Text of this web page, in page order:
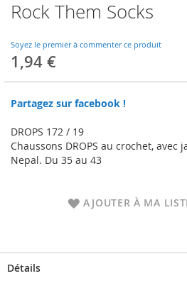
Rock Them Socks
Soyez le premier à commenter ce produit
1,94 €
Partagez sur facebook !
DROPS 172 / 19
Chaussons DROPS au crochet,
Nepal. Du 35 au 43
AJOUTER À MA
Skip
to
beginning
of
the
gallery
Détails